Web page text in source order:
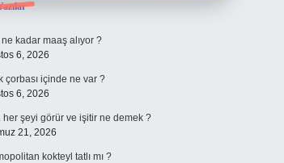
kadar maaş alıyor ?
6, 2026
çorbası içinde ne var ?
6, 2026
her şeyi görür ve işitir ne demek ?
21, 2026
kokteyl tatlı mı ?